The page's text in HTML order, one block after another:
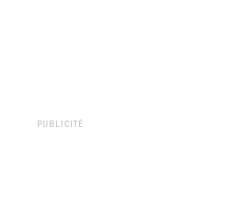
PUBLICITÉ